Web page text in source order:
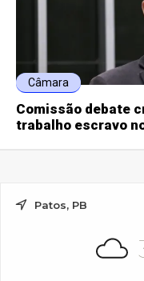
Câmara
Comissão debate
trabalho escravo
Patos, PB